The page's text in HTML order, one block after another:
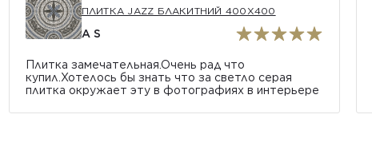
ПЛИТКА JAZZ БЛАКИТНИЙ 400Х400
A S
Плитка замечательная.Очень рад что
купил.Хотелось бы знать что за светло серая
плитка окружает эту в фотографиях в интерьере